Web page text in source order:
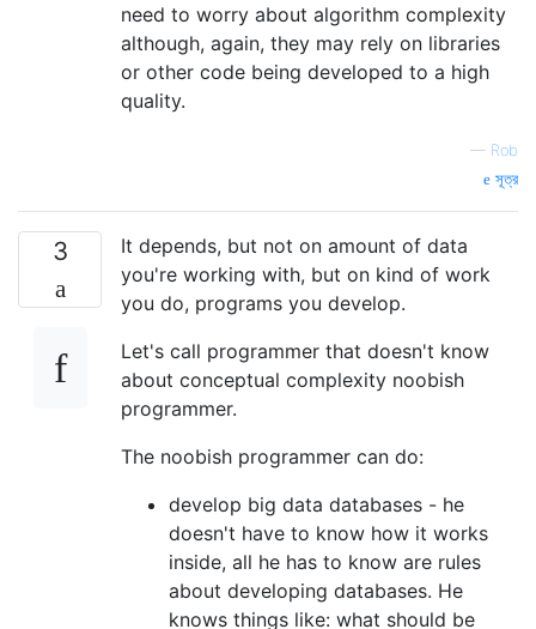
need to worry about algorithm complexity
although, again, they may rely on libraries
or other code being developed to a high
quality.
— Rob
সূত্র
3
It depends, but not on amount of data
you're working with, but on kind of work
you do, programs you develop.
Let's call programmer that doesn't know
about conceptual complexity noobish
programmer.
The noobish programmer can do:
develop big data databases - he
doesn't have to know how it works
inside, all he has to know are rules
about developing databases. He
knows things like: what should be